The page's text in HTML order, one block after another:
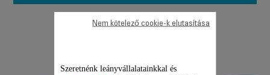
Javítás,
Szeretnénk leányvállalatainkkal és
Nem kötelező cookie-k elutasítása